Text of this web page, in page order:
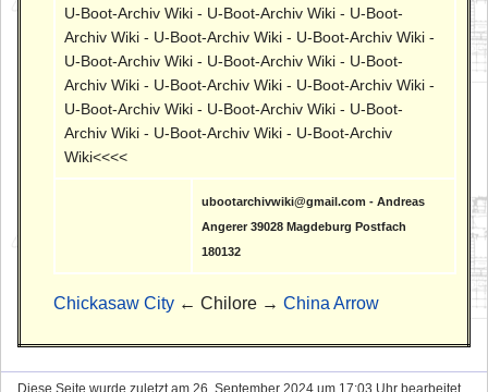
U-Boot-Archiv Wiki - U-Boot-Archiv Wiki - U-Boot-
Archiv Wiki - U-Boot-Archiv Wiki - U-Boot-Archiv Wiki -
U-Boot-Archiv Wiki - U-Boot-Archiv Wiki - U-Boot-
Archiv Wiki - U-Boot-Archiv Wiki - U-Boot-Archiv Wiki -
U-Boot-Archiv Wiki - U-Boot-Archiv Wiki - U-Boot-
Archiv Wiki - U-Boot-Archiv Wiki - U-Boot-Archiv
Wiki<<<<
ubootarchivwiki@gmail.com - Andreas
Angerer 39028 Magdeburg Postfach
180132
Chickasaw City ← Chilore → China Arrow
Diese Seite wurde zuletzt am 26. September 2024 um 17:03 Uhr bearbeitet.